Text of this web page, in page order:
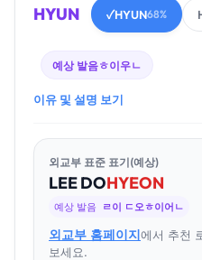
HYUN ✓HYUN68%
예상 발음ㅎ이우ㄴ
이유 및 설명 보기
외교부 표준 표기(예상)
LEEDOHYEON
예상 발음 ㄹ이 ㄷ오ㅎ이어ㄴ
외교부 홈페이지에서 추천
보세요.